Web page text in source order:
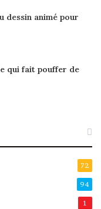
dessin animé pour
qui fait pouffer de
72
94
1